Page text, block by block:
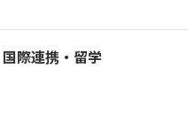
国際連携・留学